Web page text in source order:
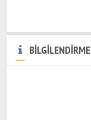
BİLGİLENDİRME